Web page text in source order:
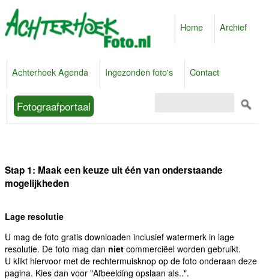
Home Archief
Achterhoek Agenda Ingezonden foto's Contact
Fotograafportaal
Stap 1: Maak een keuze uit één van onderstaande
mogelijkheden
Lage resolutie
U mag de foto gratis downloaden inclusief watermerk in lage
resolutie. De foto mag dan niet commerciëel worden gebruikt.
U klikt hiervoor met de rechtermuisknop op de foto onderaan deze
pagina. Kies dan voor "Afbeelding opslaan als..".